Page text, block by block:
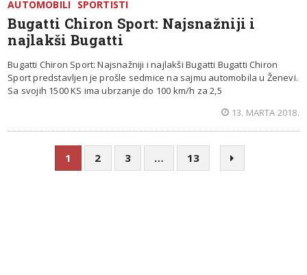
AUTOMOBILI SPORTISTI
Bugatti Chiron Sport: Najsnažniji i
najlakši Bugatti
Bugatti Chiron Sport: Najsnažniji i najlakši Bugatti Bugatti Chiron
Sport predstavljen je prošle sedmice na sajmu automobila u Ženevi.
Sa svojih 1500 KS ima ubrzanje do 100 km/h za 2,5
13. MARTA 2018.
1 2 3 … 13